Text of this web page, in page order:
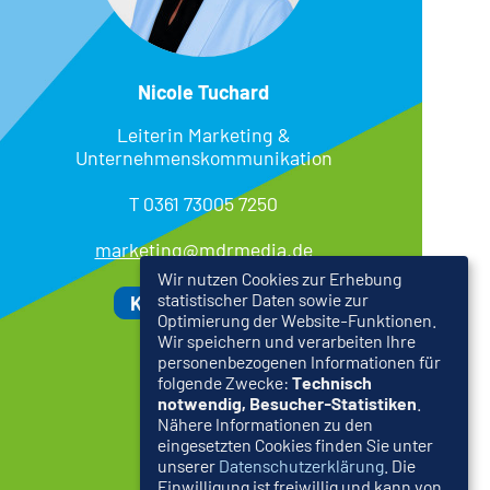
Nicole Tuchard
Leiterin Marketing &
Unternehmenskommunikation
T 0361 73005 7250
marketing@mdrmedia.de
Kontaktformular
Wir nutzen Cookies zur Erhebung
statistischer Daten sowie zur
Optimierung der Website-Funktionen.
Wir speichern und verarbeiten Ihre
personenbezogenen Informationen für
folgende Zwecke: Technisch
notwendig, Besucher-Statistiken
Nähere Informationen zu den
eingesetzten Cookies finden Sie unter
unserer Datenschutzerklärung . Die